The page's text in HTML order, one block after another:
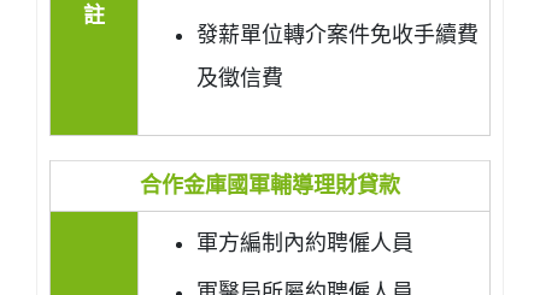
註
發薪單位轉介案件免收手續費
及徵信費
合作金庫國軍輔導理財貸款
軍方編制內約聘僱人員